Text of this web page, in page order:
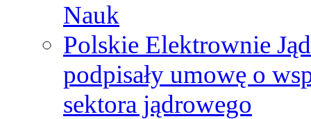
Nauk
Polskie Elektrownie
podpisały umowę o
sektora jądrowego